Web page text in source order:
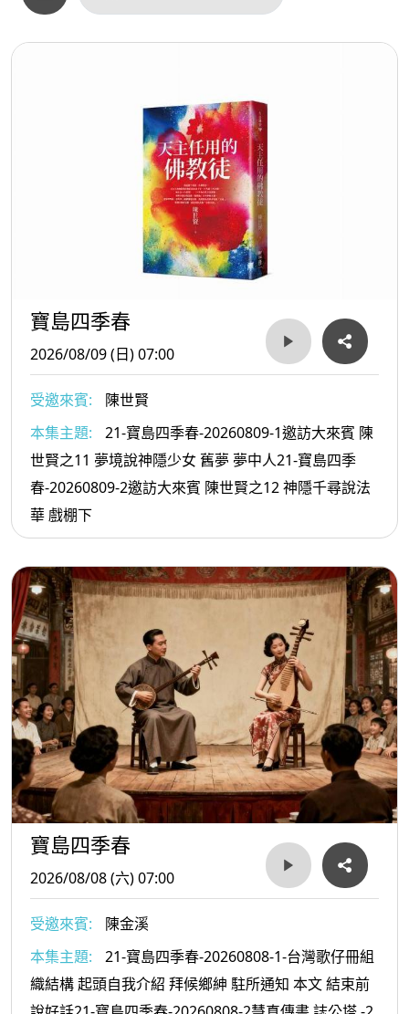
寶島四季春
2026/08/09 (日) 07:00
受邀來賓:
陳世賢
本集主題:
21-寶島四季春-20260809-1邀訪大來賓 陳
世賢之11 夢境說神隱少女 舊夢 夢中人21-寶島四季
春-20260809-2邀訪大來賓 陳世賢之12 神隱千尋說法
華 戲棚下
寶島四季春
2026/08/08 (六) 07:00
受邀來賓:
陳金溪
本集主題:
21-寶島四季春-20260808-1-台灣歌仔冊組
織結構 起頭自我介紹 拜候鄉紳 駐所通知 本文 結束前